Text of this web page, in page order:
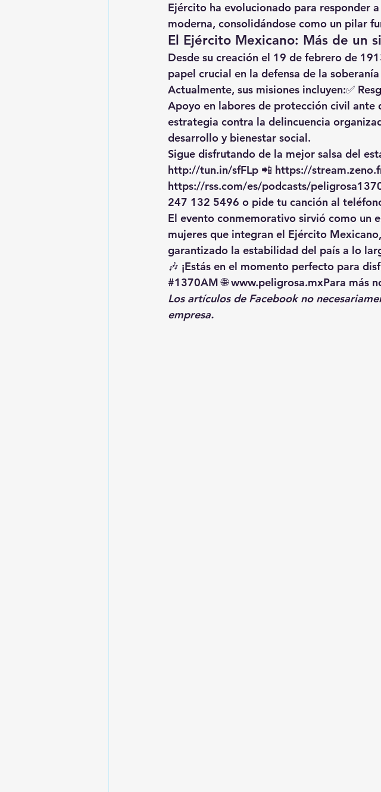
Ejército ha evolucionado para responder
moderna, consolidándose como un pilar
El Ejército Mexicano: Más de un
Desde su creación el 19 de febrero de
papel crucial en la defensa de la
Actualmente, sus misiones incluyen:✅
Apoyo en labores de protección civil ante
estrategia contra la delincuencia
desarrollo y bienestar social.
Sigue disfrutando de la mejor salsa del
http://tun.in/sfFLp 📲 https://
https://rss.com/es/podcasts/
247 132 5496 o pide tu canción al
El evento conmemorativo sirvió como un
mujeres que integran el Ejército Mexicano
garantizado la estabilidad del país a lo
🎶 ¡Estás en el momento perfecto para
#1370AM 🌐 www.peligrosa.mxPara más
Los artículos de Facebook no
empresa.